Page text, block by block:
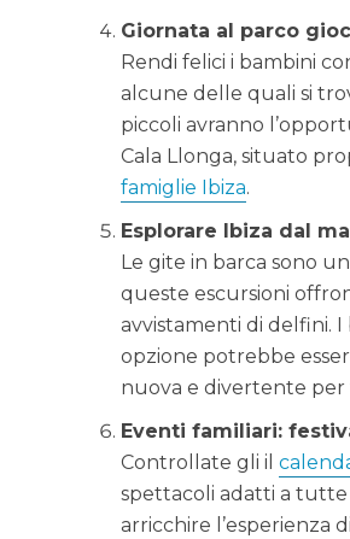
Giornata al parco
Rendi felici i bambini
alcune delle quali si
piccoli avranno
Cala Llonga, situato
famiglie Ibiza.
Esplorare Ibiza dal
Le gite in barca sono
queste escursioni
avvistamenti di delfini. I
opzione potrebbe
nuova e divertente
Eventi familiari:
Controllate gli il
spettacoli adatti a tutte
arricchire l’esperienza